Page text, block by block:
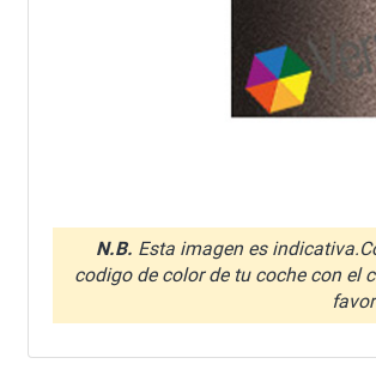
N.B. Esta imagen es
codigo de color de tu coche con el